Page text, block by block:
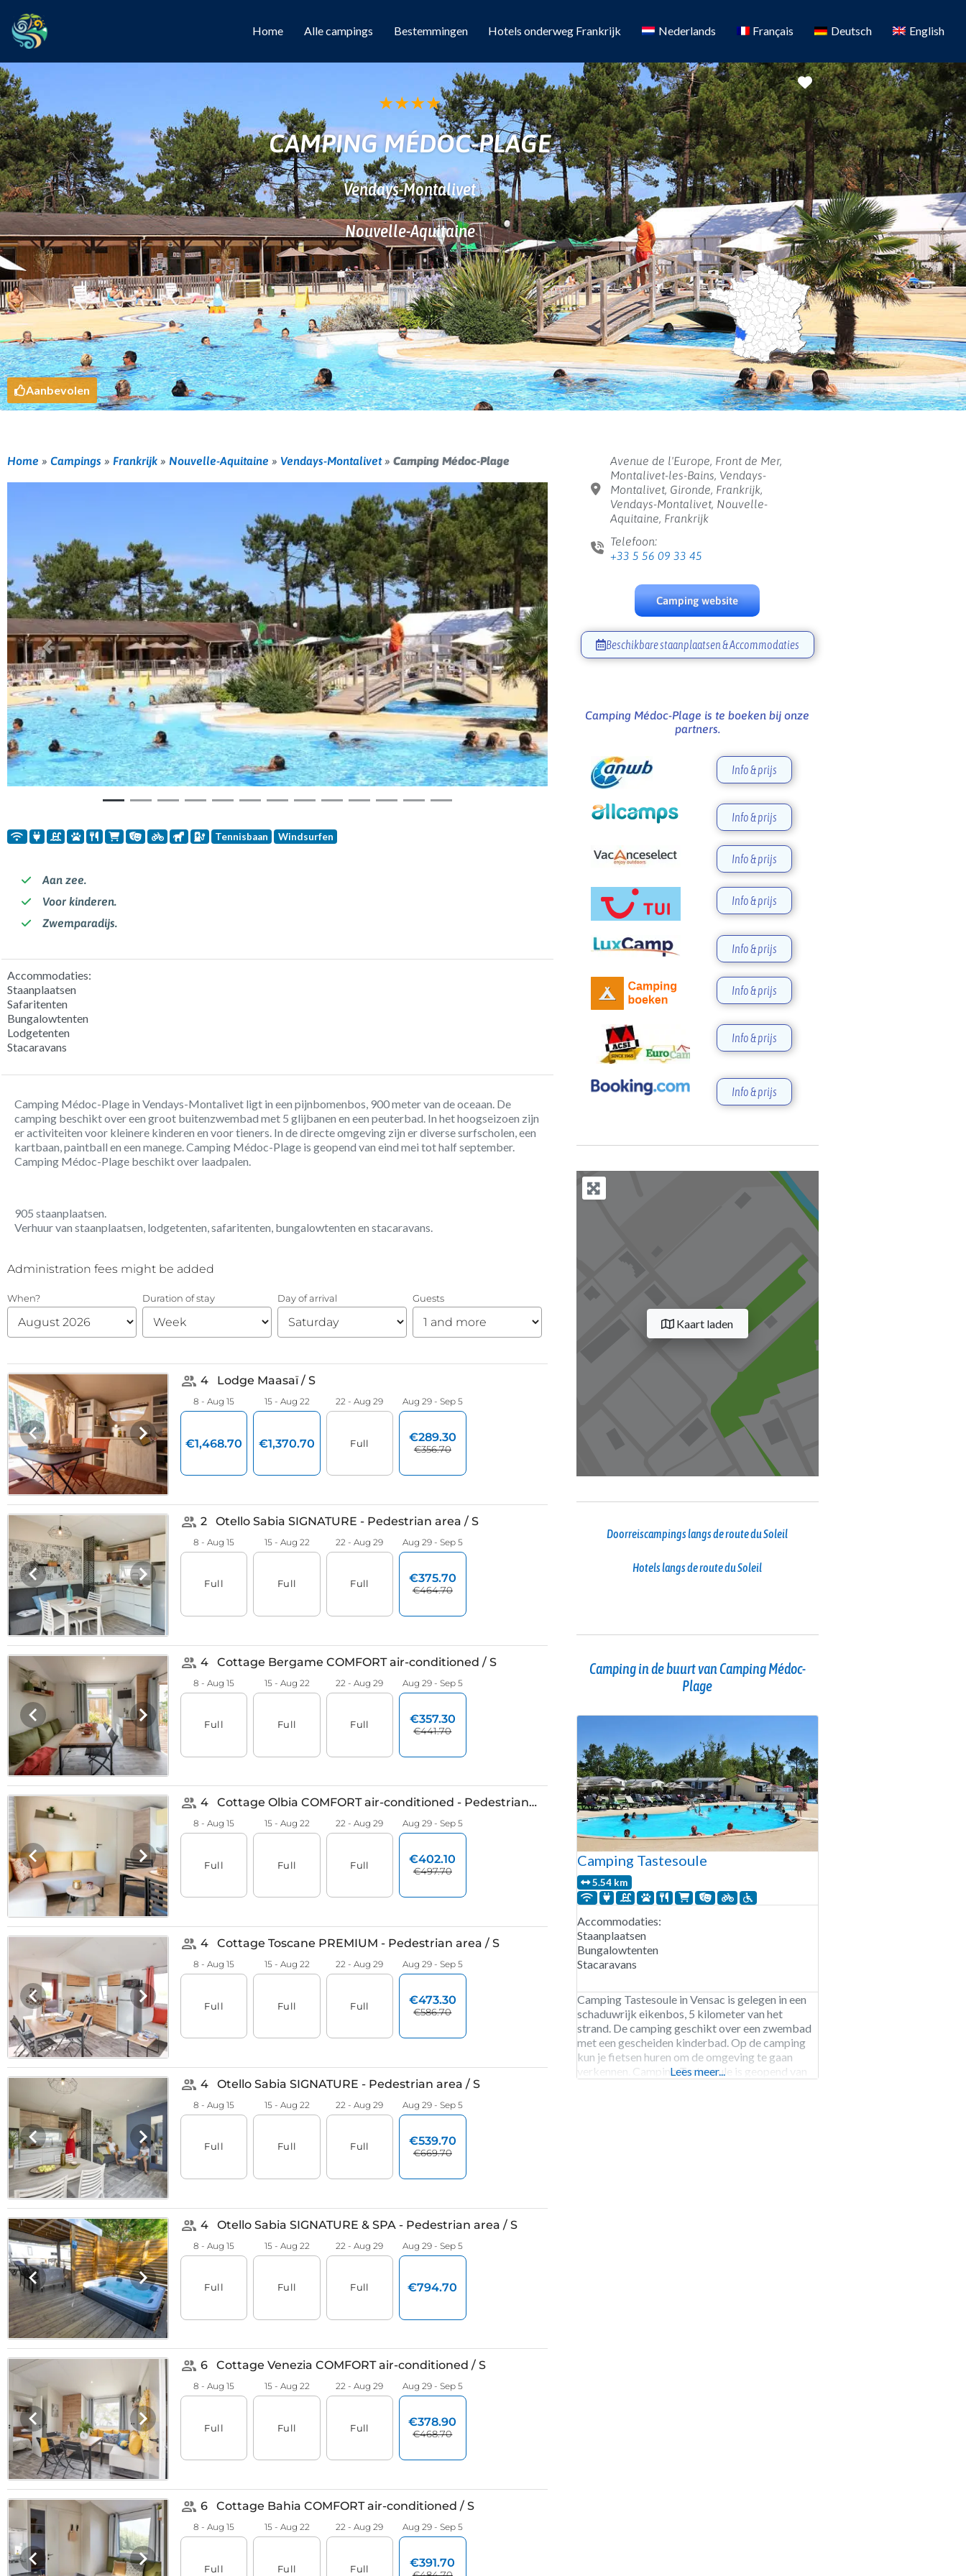
Home Alle campings Bestemmingen Hotels onderweg Frankrijk Nederlands Français Deutsch English
Favoriete
★★★★
CAMPING MÉDOC-PLAGE
Vendays-Montalivet
Nouvelle-Aquitaine
Aanbevolen
Home » Campings » Frankrijk » Nouvelle-Aquitaine » Vendays-Montalivet» Camping Médoc-Plage
Vorige Volgende
Tennisbaan Windsurfen
Aan zee.
Voor kinderen.
Zwemparadijs.
Accommodaties:
Staanplaatsen
Safaritenten
Bungalowtenten
Lodgetenten
Stacaravans
Camping Médoc-Plage in Vendays-Montalivet ligt in een pijnbomenbos, 900 meter van de oceaan. De
camping beschikt over een groot buitenzwembad met 5 glijbanen en een peuterbad. In het hoogseizoen zijn
er activiteiten voor kleinere kinderen en voor tieners. In de directe omgeving zijn er diverse surfscholen, een
kartbaan, paintball en een manege. Camping Médoc-Plage is geopend van eind mei tot half september.
Camping Médoc-Plage beschikt over laadpalen.
905 staanplaatsen.
Verhuur van staanplaatsen, lodgetenten, safaritenten, bungalowtenten en stacaravans.
Avenue de l'Europe, Front de Mer,
Montalivet-les-Bains, Vendays-
Montalivet, Gironde, Frankrijk,
Vendays-Montalivet, Nouvelle-
Aquitaine, Frankrijk
Telefoon:
+33 5 56 09 33 45
Camping website
Beschikbare staanplaatsen & Accommodaties
Camping Médoc-Plage is te boeken bij onze
partners.
Info & prijs
Info & prijs
Info & prijs
Info & prijs
Info & prijs
Info & prijs
Info & prijs
Info & prijs
Kaart laden
Doorreiscampings langs de route du Soleil
Hotels langs de route du Soleil
Camping in de buurt van Camping Médoc-
Plage
Camping Tastesoule
5.54 km
Accommodaties:
Staanplaatsen
Bungalowtenten
Stacaravans
Camping Tastesoule in Vensac is gelegen in een
schaduwrijk eikenbos, 5 kilometer van het
strand. De camping geschikt over een zwembad
met een gescheiden kinderbad. Op de camping
kun je fietsen huren om de omgeving te gaan
verkennen. Camping Tastesoule is geopend van
Lees meer...